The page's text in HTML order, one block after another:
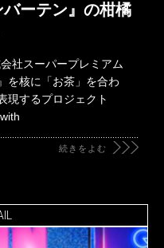
ーテン』の柑橘
社スーパープレミアム
を核に「お茶」を合わ
現するプロジェクト
続きをよむ